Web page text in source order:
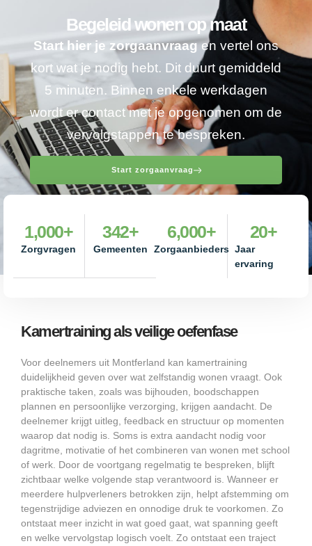
Begeleid wonen op maat
Start hier je zorgaanvraagen vertel ons
kort wat je nodig hebt. Dit duurt gemiddeld
5 minuten. Binnen enkele werkdagen
wordt er contact met je opgenomen om de
vervolgstappen te bespreken.
Start zorgaanvraag
Zorgvragen
1,000+
Gemeenten
342+
Zorgaanbieders
6,000+
Jaar
ervaring
20+
Kamertraining als veilige oefenfase
Voor deelnemers uit Montferland kan kamertraining
duidelijkheid geven over wat zelfstandig wonen vraagt. Ook
praktische taken, zoals was bijhouden, boodschappen
plannen en persoonlijke verzorging, krijgen aandacht. De
deelnemer krijgt uitleg, feedback en structuur op momenten
waarop dat nodig is. Soms is extra aandacht nodig voor
dagritme, motivatie of het combineren van wonen met school
of werk. Door de voortgang regelmatig te bespreken, blijft
zichtbaar welke volgende stap verantwoord is. Wanneer er
meerdere hulpverleners betrokken zijn, helpt afstemming om
tegenstrijdige adviezen en onnodige druk te voorkomen. Zo
ontstaat meer inzicht in wat goed gaat, wat spanning geeft
en welke vervolgstap logisch voelt. Zo ontstaat een traject